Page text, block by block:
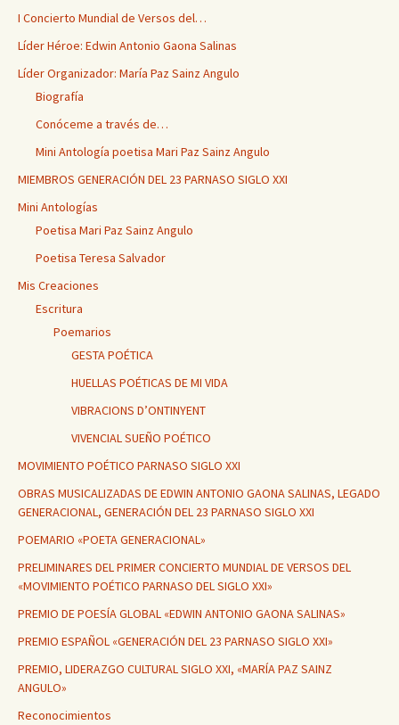
I Concierto Mundial de Versos del…
Líder Héroe: Edwin Antonio Gaona Salinas
Líder Organizador: María Paz Sainz Angulo
Biografía
Conóceme a través de…
Mini Antología poetisa Mari Paz Sainz Angulo
MIEMBROS GENERACIÓN DEL 23 PARNASO SIGLO XXI
Mini Antologías
Poetisa Mari Paz Sainz Angulo
Poetisa Teresa Salvador
Mis Creaciones
Escritura
Poemarios
GESTA POÉTICA
HUELLAS POÉTICAS DE MI VIDA
VIBRACIONS D’ONTINYENT
VIVENCIAL SUEÑO POÉTICO
MOVIMIENTO POÉTICO PARNASO SIGLO XXI
OBRAS MUSICALIZADAS DE EDWIN ANTONIO GAONA SALINAS, LEGADO
GENERACIONAL, GENERACIÓN DEL 23 PARNASO SIGLO XXI
POEMARIO «POETA GENERACIONAL»
PRELIMINARES DEL PRIMER CONCIERTO MUNDIAL DE VERSOS DEL
«MOVIMIENTO POÉTICO PARNASO DEL SIGLO XXI»
PREMIO DE POESÍA GLOBAL «EDWIN ANTONIO GAONA SALINAS»
PREMIO ESPAÑOL «GENERACIÓN DEL 23 PARNASO SIGLO XXI»
PREMIO, LIDERAZGO CULTURAL SIGLO XXI, «MARÍA PAZ SAINZ
ANGULO»
Reconocimientos